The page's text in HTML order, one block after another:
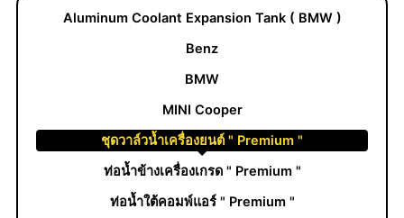
Aluminum Coolant Expansion Tank ( BMW )
Benz
BMW
MINI Cooper
ชุดวาล์วน้ำเครื่องยนต์ " Premium "
ท่อน้ำข้างเครื่องเกรด " Premium "
ท่อน้ำใต้คอมพ์แอร์ " Premium "